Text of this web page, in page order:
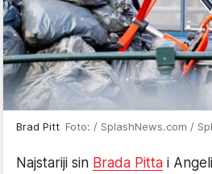
Brad Pitt Foto: / SplashNews.com /
Najstariji sin Brada Pitta i